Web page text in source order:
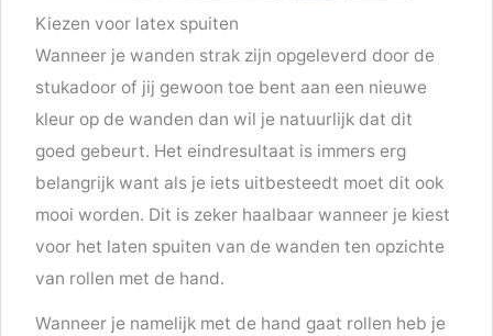
Kiezen voor latex spuiten
Wanneer je wanden strak zijn opgeleverd door de
stukadoor of jij gewoon toe bent aan een nieuwe
kleur op de wanden dan wil je natuurlijk dat dit
goed gebeurt. Het eindresultaat is immers erg
belangrijk want als je iets uitbesteedt moet dit ook
mooi worden. Dit is zeker haalbaar wanneer je kiest
voor het laten spuiten van de wanden ten opzichte
van rollen met de hand.
Wanneer je namelijk met de hand gaat rollen heb je